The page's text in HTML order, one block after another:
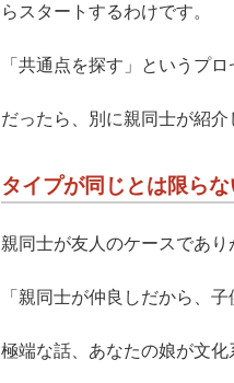
らスタートするわけです。
「共通点を探す」というプロ
だったら、別に親同士が紹
タイプが同じとは限らな
親同士が友人のケースであ
「親同士が仲良しだから、
極端な話、あなたの娘が文